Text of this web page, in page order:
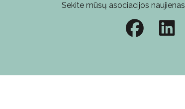
Sekite mūsų asociacijos naujienas